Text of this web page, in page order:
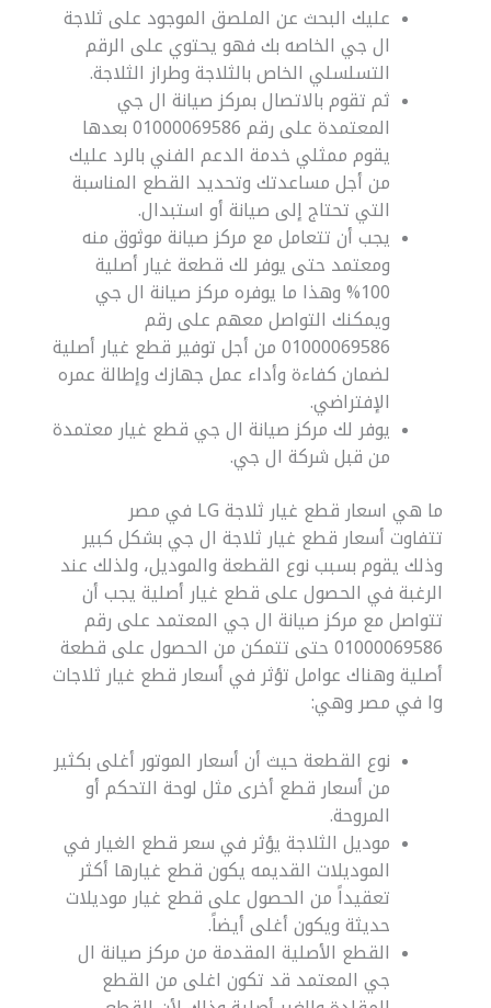
عليك البحث عن الملصق الموجود على ثلاجة
ال جي الخاصه بك فهو يحتوي على الرقم
التسلسلي الخاص بالثلاجة وطراز الثلاجة.
ثم تقوم بالاتصال بمركز صيانة ال جي
المعتمدة على رقم 01000069586 بعدها
يقوم ممثلي خدمة الدعم الفني بالرد عليك
من أجل مساعدتك وتحديد القطع المناسبة
التي تحتاج إلى صيانة أو استبدال.
يجب أن تتعامل مع مركز صيانة موثوق منه
ومعتمد حتى يوفر لك قطعة غيار أصلية
100% وهذا ما يوفره مركز صيانة ال جي
ويمكنك التواصل معهم على رقم
01000069586 من أجل توفير قطع غيار أصلية
لضمان كفاءة وأداء عمل جهازك وإطالة عمره
الإفتراضي.
يوفر لك مركز صيانة ال جي قطع غيار معتمدة
من قبل شركة ال جي.
ما هي اسعار قطع غيار ثلاجة LG في مصر
تتفاوت أسعار قطع غيار ثلاجة ال جي بشكل كبير
وذلك يقوم بسبب نوع القطعة والموديل، ولذلك عند
الرغبة في الحصول على قطع غيار أصلية يجب أن
تتواصل مع مركز صيانة ال جي المعتمد على رقم
01000069586 حتى تتمكن من الحصول على قطعة
أصلية وهناك عوامل تؤثر في أسعار قطع غيار ثلاجات
lg في مصر وهي:
نوع القطعة حيث أن أسعار الموتور أغلى بكثير
من أسعار قطع أخرى مثل لوحة التحكم أو
المروحة.
موديل الثلاجة يؤثر في سعر قطع الغيار في
الموديلات القديمه يكون قطع غيارها أكثر
تعقيداً من الحصول على قطع غيار موديلات
حديثة ويكون أغلى أيضاً.
القطع الأصلية المقدمة من مركز صيانة ال
جي المعتمد قد تكون اغلى من القطع